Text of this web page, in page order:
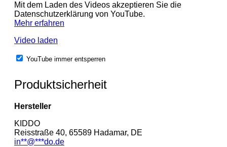
Mit dem Laden des Videos akzeptieren Sie die
Datenschutzerklärung von YouTube.
Mehr erfahren
Video laden
YouTube immer entsperren
Produktsicherheit
Hersteller
KIDDO
Reisstraße 40, 65589 Hadamar, DE
in**@***do.de